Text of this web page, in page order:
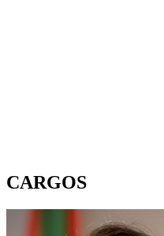
CARGOS